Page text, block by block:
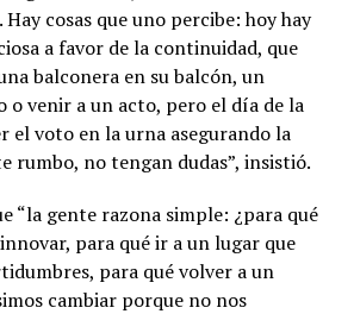
cosas que uno percibe: hoy hay
a favor de la continuidad, que
balconera en su balcón, un
o venir a un acto, pero el día de la
el voto en la urna asegurando la
rumbo, no tengan dudas”, insistió.
“la gente razona simple: ¿para qué
para qué ir a un lugar que
para qué volver a un
cambiar porque no nos